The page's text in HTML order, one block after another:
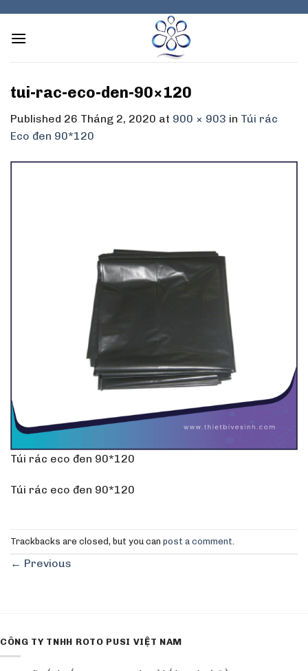
content
tui-rac-eco-den-90×120
Published 26 Tháng 2, 2020 at 900 × 903 in Túi rác
Eco đen 90*120
Túi rác eco đen 90*120
Túi rác eco đen 90*120
Trackbacks are closed, but you can post a comment
← Previous
CÔNG TY TNHH ROTO PUSI VIỆT NAM